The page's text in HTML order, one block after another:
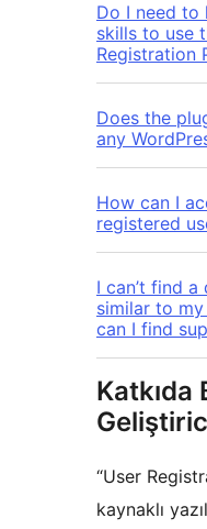
Do I need to
skills to use
Registration
Does the
any
How can I
registered
I can’t find a
similar to my
can I find
Katkıda
“User
kaynaklı